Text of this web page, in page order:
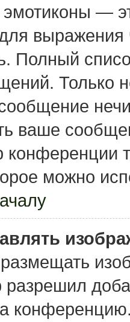
—
выражения
Полный
Только
ваше
можно
разрешил